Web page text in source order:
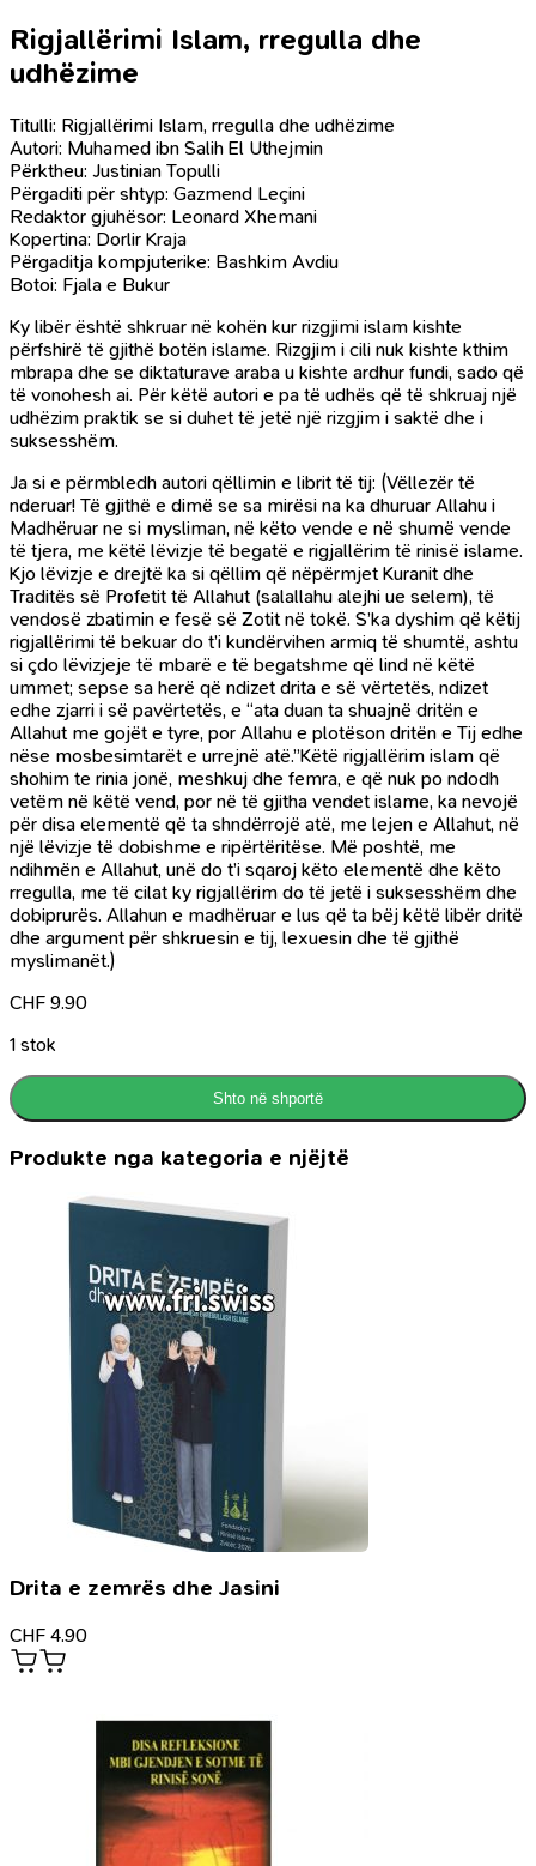
Rigjallërimi Islam, rregulla dhe
udhëzime
Titulli: Rigjallërimi Islam, rregulla dhe udhëzime
Autori: Muhamed ibn Salih El Uthejmin
Përktheu: Justinian Topulli
Përgaditi për shtyp: Gazmend Leçini
Redaktor gjuhësor: Leonard Xhemani
Kopertina: Dorlir Kraja
Përgaditja kompjuterike: Bashkim Avdiu
Botoi: Fjala e Bukur
Ky libër është shkruar në kohën kur rizgjimi islam kishte
përfshirë të gjithë botën islame. Rizgjim i cili nuk kishte kthim
mbrapa dhe se diktaturave araba u kishte ardhur fundi, sado që
të vonohesh ai. Për këtë autori e pa të udhës që të shkruaj një
udhëzim praktik se si duhet të jetë një rizgjim i saktë dhe i
suksesshëm.
Ja si e përmbledh autori qëllimin e librit të tij: (Vëllezër të
nderuar! Të gjithë e dimë se sa mirësi na ka dhuruar Allahu i
Madhëruar ne si mysliman, në këto vende e në shumë vende
të tjera, me këtë lëvizje të begatë e rigjallërim të rinisë islame.
Kjo lëvizje e drejtë ka si qëllim që nëpërmjet Kuranit dhe
Traditës së Profetit të Allahut (salallahu alejhi ue selem), të
vendosë zbatimin e fesë së Zotit në tokë. S’ka dyshim që këtij
rigjallërimi të bekuar do t’i kundërvihen armiq të shumtë, ashtu
si çdo lëvizjeje të mbarë e të begatshme që lind në këtë
ummet; sepse sa herë që ndizet drita e së vërtetës, ndizet
edhe zjarri i së pavërtetës, e “ata duan ta shuajnë dritën e
Allahut me gojët e tyre, por Allahu e plotëson dritën e Tij edhe
nëse mosbesimtarët e urrejnë atë.’’Këtë rigjallërim islam që
shohim te rinia jonë, meshkuj dhe femra, e që nuk po ndodh
vetëm në këtë vend, por në të gjitha vendet islame, ka nevojë
për disa elementë që ta shndërrojë atë, me lejen e Allahut, në
një lëvizje të dobishme e ripërtëritëse. Më poshtë, me
ndihmën e Allahut, unë do t’i sqaroj këto elementë dhe këto
rregulla, me të cilat ky rigjallërim do të jetë i suksesshëm dhe
dobiprurës. Allahun e madhëruar e lus që ta bëj këtë libër dritë
dhe argument për shkruesin e tij, lexuesin dhe të gjithë
myslimanët.)
CHF 9.90
1 stok
Shto në shportë
Produkte nga kategoria e njëjtë
Drita e zemrës dhe Jasini
CHF 4.90